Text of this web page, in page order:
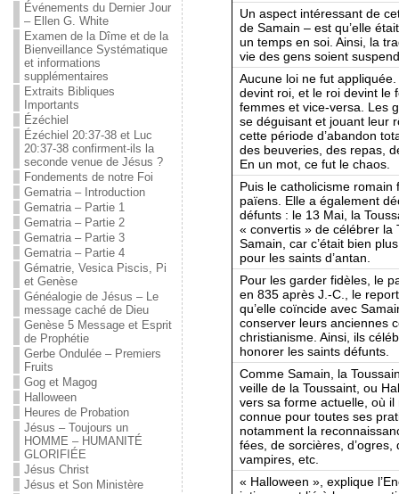
Événements du Dernier Jour
– Ellen G. White
Examen de la Dîme et de la
Bienveillance Systématique
et informations
supplémentaires
Extraits Bibliques
Importants
Ézéchiel
Ézéchiel 20:37-38 et Luc
20:37-38 confirment-ils la
seconde venue de Jésus ?
Fondements de notre Foi
Gematria – Introduction
Gematria – Partie 1
Gematria – Partie 2
Gematria – Partie 3
Gematria – Partie 4
Gématrie, Vesica Piscis, Pi
et Genèse
Généalogie de Jésus – Le
message caché de Dieu
Genèse 5 Message et Esprit
de Prophétie
Gerbe Ondulée – Premiers
Fruits
Gog et Magog
Halloween
Heures de Probation
Jésus – Toujours un
HOMME – HUMANITÉ
GLORIFIÉE
Jésus Christ
Jésus et Son Ministère
Un aspect intéressant de
de Samain – est qu’elle
un temps en soi. Ainsi, la
vie des gens soient
Aucune loi ne fut
devint roi, et le roi devint le
femmes et vice-versa. Les
se déguisant et jouant leur
cette période d’abandon
des beuveries, des repas,
En un mot, ce fut le chaos.
Puis le catholicisme
païens. Elle a également
défunts : le 13 Mai, la
« convertis » de célébrer la
Samain, car c’était bien
pour les saints d’antan.
Pour les garder fidèles, le
en 835 après J.-C., le
qu’elle coïncide avec
conserver leurs anciennes
christianisme. Ainsi, ils
honorer les saints défunts.
Comme Samain, la
veille de la Toussaint, ou
vers sa forme actuelle, où
connue pour toutes ses
notamment la
fées, de sorcières,
vampires, etc.
« Halloween », explique